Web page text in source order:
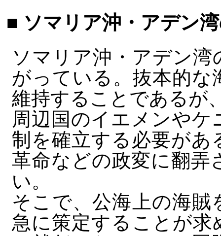
■ ソマリア沖・アデン
ソマリア沖・アデン
がっている。抜本的
維持することであるが
周辺国のイエメンや
制を確立する必要があ
革命などの政変に翻弄
い。
そこで、公海上の海
急に策定することが求